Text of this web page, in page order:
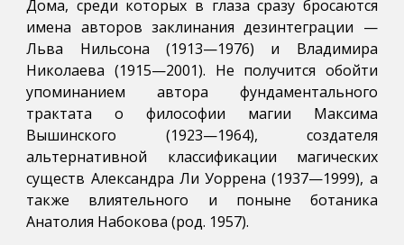
Дома, среди которых в глаза сразу бросаются
имена авторов заклинания дезинтеграции —
Льва Нильсона (1913—1976) и Владимира
Николаева (1915—2001). Не получится обойти
упоминанием автора фундаментального
трактата о философии магии Максима
Вышинского (1923—1964), создателя
альтернативной классификации магических
существ Александра Ли Уоррена (1937—1999), а
также влиятельного и поныне ботаника
Анатолия Набокова (род. 1957).